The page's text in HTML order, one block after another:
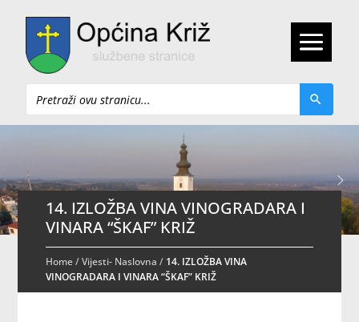
Pretraži
14. IZLOŽBA VINA VINOGRADARA I
VINARA “ŠKAF” KRIŽ
Home/Vijesti- Naslovna / 14. IZLOŽBA VINA
VINOGRADARA I VINARA “ŠKAF” KRIŽ